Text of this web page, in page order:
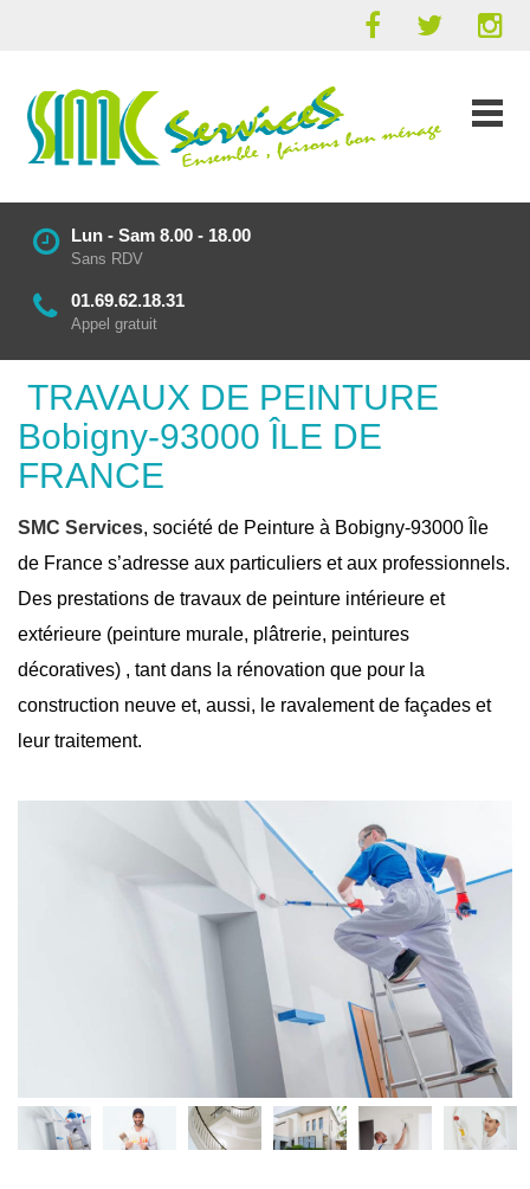
Lun - Sam 8.00 - 18.00
Sans RDV
01.69.62.18.31
Appel gratuit
TRAVAUX DE PEINTURE
Bobigny-93000 ÎLE DE
FRANCE
SMC Services, société de Peinture à Bobigny-93000 Île
de France s’adresse aux particuliers et aux professionnels.
Des prestations de travaux de peinture intérieure et
extérieure (peinture murale, plâtrerie, peintures
décoratives) , tant dans la rénovation que pour la
construction neuve et, aussi, le ravalement de façades et
leur traitement.